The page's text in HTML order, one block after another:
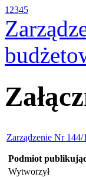
1 2345
Zarządzenie Nr 144/
Podmiot
Wytworzył